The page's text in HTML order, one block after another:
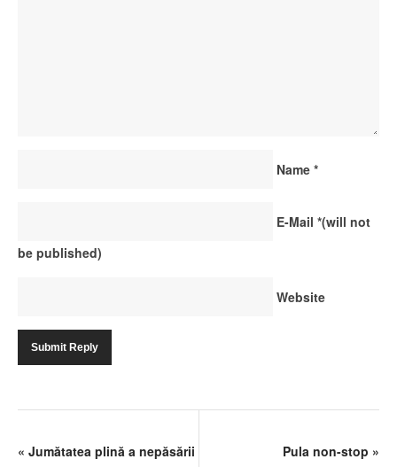
Name *
E-Mail *(will not
be published)
Website
« Jumătatea plină a nepăsării Pula non-stop »